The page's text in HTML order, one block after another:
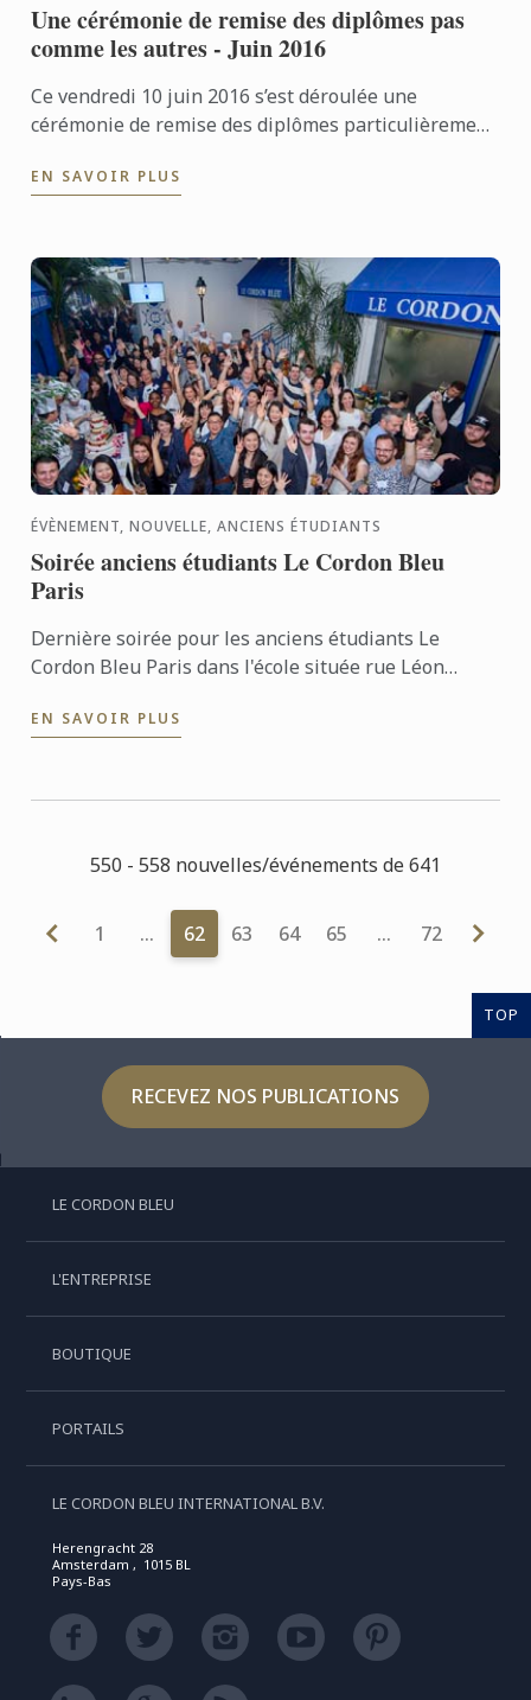
Une cérémonie de remise des diplômes pas
comme les autres - Juin 2016
Ce vendredi 10 juin 2016 s’est déroulée une
cérémonie de remise des diplômes particulièrement
et pâtissiers.
EN SAVOIR PLUS
ÉVÈNEMENT, NOUVELLE, ANCIENS ÉTUDIANTS
Soirée anciens étudiants Le Cordon Bleu
Paris
Dernière soirée pour les anciens étudiants Le
Cordon Bleu Paris dans l'école située rue Léon
fait le ...
EN SAVOIR PLUS
550 - 558 nouvelles/événements de 641
1 … 62 63 64 65 … 72
TOP
RECEVEZ NOS PUBLICATIONS
LE CORDON BLEU
L'ENTREPRISE
BOUTIQUE
PORTAILS
LE CORDON BLEU INTERNATIONAL B.V.
Herengracht 28
Amsterdam , 1015 BL
Pays-Bas